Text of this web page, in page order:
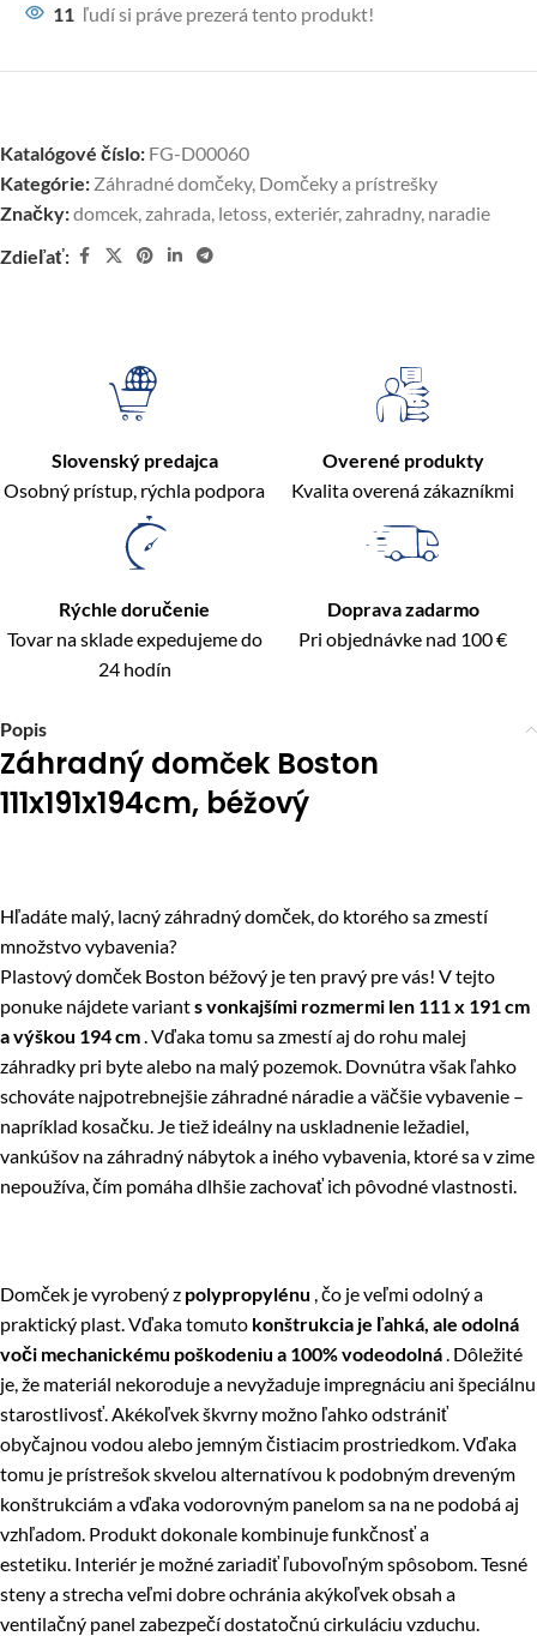
11 ľudí si práve prezerá tento produkt!
Katalógové číslo: FG-D00060
Kategórie: Záhradné domčeky, Domčeky a prístrešky
Značky:domcek,zahrada, letoss,exteriér,zahradny, naradie
Zdieľať:
Slovenský predajca
Osobný prístup, rýchla podpora
Overené produkty
Kvalita overená zákazníkmi
Rýchle doručenie
Tovar na sklade expedujeme do
24 hodín
Doprava zadarmo
Pri objednávke nad 100 €
Popis
Záhradný domček Boston
111x191x194cm, béžový
Hľadáte malý, lacný záhradný domček, do ktorého sa zmestí
množstvo vybavenia?
Plastový domček Boston béžový je ten pravý pre vás! V tejto
ponuke nájdete variants vonkajšími rozmermi len 111 x 191 cm
a výškou 194 cm. Vďaka tomu sa zmestí aj do rohu malej
záhradky pri byte alebo na malý pozemok. Dovnútra však ľahko
schováte najpotrebnejšie záhradné náradie a väčšie vybavenie –
napríklad kosačku. Je tiež ideálny na uskladnenie ležadiel,
vankúšov na záhradný nábytok a iného vybavenia, ktoré sa v zime
nepoužíva, čím pomáha dlhšie zachovať ich pôvodné vlastnosti.
Domček je vyrobený z polypropylénu , čo je veľmi odolný a
praktický plast. Vďaka tomuto konštrukcia je ľahká, ale odolná
voči mechanickému poškodeniu a 100% vodeodolná. Dôležité
je, že materiál nekoroduje a nevyžaduje impregnáciu ani špeciálnu
starostlivosť. Akékoľvek škvrny možno ľahko odstrániť
obyčajnou vodou alebo jemným čistiacim prostriedkom. Vďaka
tomu je prístrešok skvelou alternatívou k podobným dreveným
konštrukciám a vďaka vodorovným panelom sa na ne podobá aj
vzhľadom. Produkt dokonale kombinuje funkčnosť a
estetiku. Interiér je možné zariadiť ľubovoľným spôsobom. Tesné
steny a strecha veľmi dobre ochránia akýkoľvek obsah a
ventilačný panel zabezpečí dostatočnú cirkuláciu vzduchu.